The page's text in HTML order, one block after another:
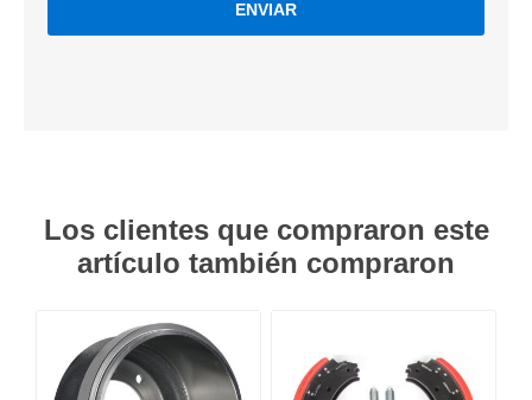
ENVIAR
Los clientes que compraron este
artículo también compraron